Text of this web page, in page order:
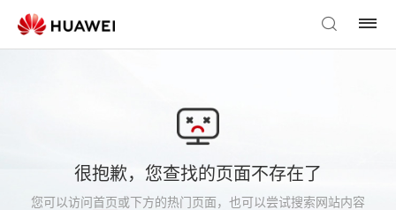
很抱歉，您查找的页面不存在了
您可以访问首页或下方的热门页面，也可以尝试搜索网站内容